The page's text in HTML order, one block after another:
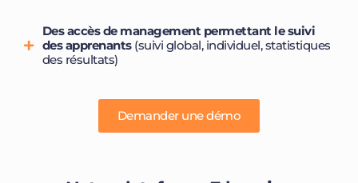
Des accès de management permettant le suivi
des apprenants (suivi global, individuel, statistiques
des résultats)
Demander une démo